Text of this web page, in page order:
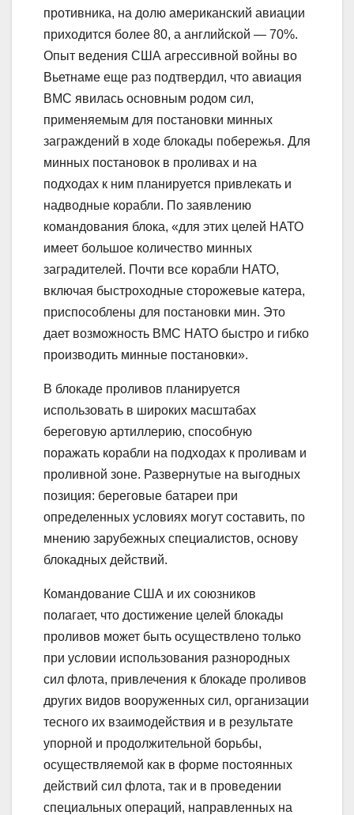
противника, на долю американский авиации
приходится более 80, а английской — 70%.
Опыт ведения США агрессивной войны во
Вьетнаме еще раз подтвердил, что авиация
ВМС явилась основным родом сил,
применяемым для постановки минных
заграждений в ходе блокады побережья. Для
минных постановок в проливах и на
подходах к ним планируется привлекать и
надводные корабли. По заявлению
командования блока, «для этих целей НАТО
имеет большое количество минных
заградителей. Почти все корабли НАТО,
включая быстроходные сторожевые катера,
приспособлены для постановки мин. Это
дает возможность ВМС НАТО быстро и гибко
производить минные постановки».
В блокаде проливов планируется
использовать в широких масштабах
береговую артиллерию, способную
поражать корабли на подходах к проливам и
проливной зоне. Развернутые на выгодных
позиция: береговые батареи при
определенных условиях могут составить, по
мнению зарубежных специалистов, основу
блокадных действий.
Командование США и их союзников
полагает, что достижение целей блокады
проливов может быть осуществлено только
при условии использования разнородных
сил флота, привлечения к блокаде проливов
других видов вооруженных сил, организации
тесного их взаимодействия и в результате
упорной и продолжительной борьбы,
осуществляемой как в форме постоянных
действий сил флота, так и в проведении
специальных операций, направленных на